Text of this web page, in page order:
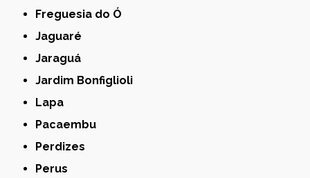
Freguesia do Ó
Jaguaré
Jaraguá
Jardim Bonfiglioli
Lapa
Pacaembu
Perdizes
Perus